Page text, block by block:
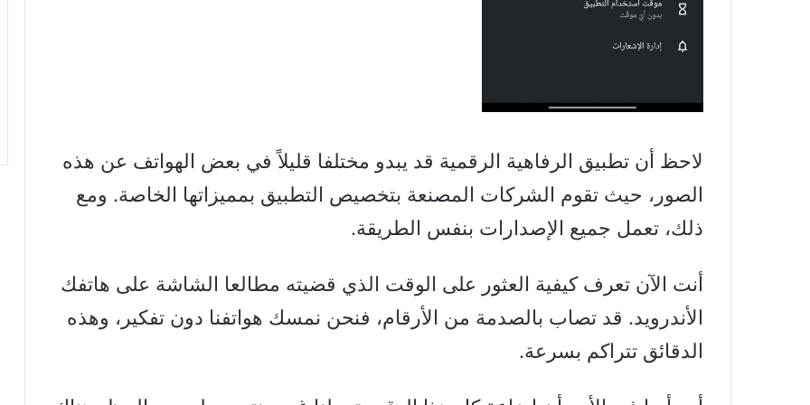
لاحظ أن تطبيق الرفاهية الرقمية قد يبدو مختلفا قليلاً في بعض الهواتف عن هذه
الصور، حيث تقوم الشركات المصنعة بتخصيص التطبيق بمميزاتها الخاصة. ومع
ذلك، تعمل جميع الإصدارات بنفس الطريقة.
أنت الآن تعرف كيفية العثور على الوقت الذي قضيته مطالعا الشاشة على هاتفك
الأندرويد. قد تصاب بالصدمة من الأرقام، فنحن نمسك هواتفنا دون تفكير، وهذه
الدقائق تتراكم بسرعة.